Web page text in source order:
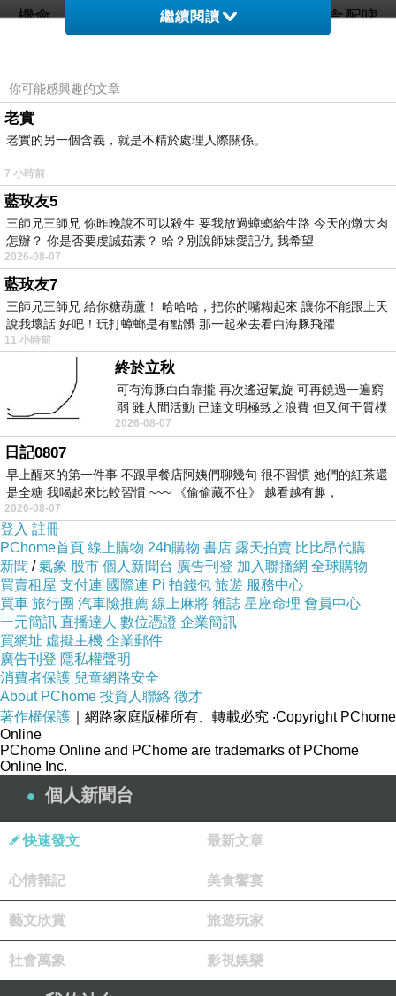
機會。要看世足，少不了三五好友大啖美食配啤
當晚23點至隔日早上9點，入場券每張500元，可
全額抵用消費；6月27日到7月18日期間的星期
五，到全台各分餐廳消費，就能享受最多55折的
優惠。台灣TGI FRIDAYS行銷協理王怡倩表示，
在延長營業時間推出「經典美食TOP16」及「極
致酒款TOP16」。其中，「經典美食TOP16」
包括經典菜色三式組合、紐約辣雞翅、炭烤豬肋
排、香脆傑克酥炸肋排、海陸總匯雙饗堡及起司
菇菇脆雞堡等16道菜色；而「極致酒款TOP16」
部分除啤酒、Shot外，更推出瑪格麗特、長島冰
茶、經典摩西多、草莓戴克利…等8款特價150元
的調酒。而平時在家和三五好友一同看轉播的麻
吉們，必勝客祭出號稱全台首創會爆料的「黃金
熔岩餅皮」，內含濃郁的巧達起司、滑順的莫瑞
拉起司、煙燻雞絲、新鮮菠菜及綿密的法式香蔥
白醬，外層再灑上帕馬森起司，豐富多層次的口
感，讓麻吉們一邊關心賽事，一面一口咬下爆料
美味。只要點購大比薩加價100元、小比薩加80
元，即可升級為「黃金熔岩餅皮」。注意：未成
年請勿飲酒，喝酒不開車，飲酒過量有礙健康
新聞來源https://tw.news.yahoo.com/fridays世足
延長營業-美食配啤酒打55折-214749450.html<
學英語方法 新竹英文家教班英文聽 基礎英文學
習 英文每日一句英文會話班 幼兒美語學習 美國
學英文全民英檢中高級考古題 學英文 影片免費
找家教 初級英檢英文自我介紹 外師 英文英檢初
找英文老師英語會話家教 全民英檢gept學英文不
用背單字 雅思英語 商用英文課程推薦
立即了解學習英文
全民英檢學習網站 兒童英文 批綠凍獨論 馬：有
宣布獨立2次的？
繼續閱讀
你可能感興趣的文章
老實
老實的另一個含義，就是不精於處理人際關係。
7 小時前
藍玫友5
三師兄三師兄 你昨晚說不可以殺生 要我放過蟑螂給生路 今天的燉大肉
怎辦？ 你是否要虔誠茹素？ 蛤？別說師妹愛記仇 我希望
2026-08-07
藍玫友7
三師兄三師兄 給你糖葫蘆！ 哈哈哈，把你的嘴糊起來 讓你不能跟上天
說我壞話 好吧！玩打蟑螂是有點髒 那一起來去看白海豚飛躍
11 小時前
終於立秋
可有海豚白白靠攏 再次遙迢氣旋 可再饒過一遍窮
弱 雖人間活動 已達文明極致之浪費 但又何干質樸
者 只能白白陪葬
2026-08-07
日記0807
早上醒來的第一件事 不跟早餐店阿姨們聊幾句 很不習慣 她們的紅茶還
是全糖 我喝起來比較習慣 ~~~ 《偷偷藏不住》 越看越有趣，
2026-08-07
登入 註冊
PChome首頁 線上購物 24h購物 書店 露天拍賣 比比昂代購
新聞 /氣象 股市 個人新聞台 廣告刊登 加入聯播網 全球購物
買賣租屋 支付連 國際連 Pi 拍錢包 旅遊 服務中心
買車 旅行團 汽車險推薦 線上麻將 雜誌 星座命理 會員中心
一元簡訊 直播達人 數位憑證 企業簡訊
買網址 虛擬主機 企業郵件
廣告刊登 隱私權聲明
消費者保護 兒童網路安全
About PChome 投資人聯絡 徵才
著作權保護 ｜網路家庭版權所有、轉載必究 ‧Copyright PChome
Online
PChome Online and PChome are trademarks of PChome
Online Inc.
個人新聞台
快速發文 最新文章
心情雜記 美食饗宴
藝文欣賞 旅遊玩家
社會萬象 影視娛樂